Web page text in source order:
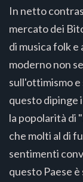
In netto
mercato dei
di musica folk
moderno non
sull'ottimismo
questo dipinge
la popolarità di "
che molti al di
sentimenti
questo Paese